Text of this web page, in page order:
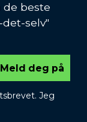
de beste
selv"
Meld deg på
Jeg